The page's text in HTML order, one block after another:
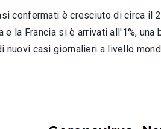
confermati è cresciuto di circa il
la Francia si è arrivati all'1%,
nuovi casi giornalieri a livello